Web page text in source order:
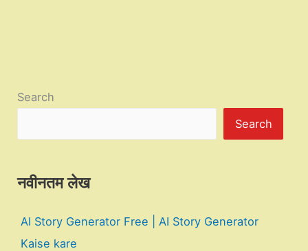
Search
Search
नवीनतम लेख
AI Story Generator Free | AI Story Generator
Kaise kare